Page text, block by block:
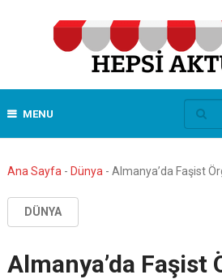
MENU
Ana Sayfa - Dünya - Almanya’da Faşist
DÜNYA
Almanya’da Faşist